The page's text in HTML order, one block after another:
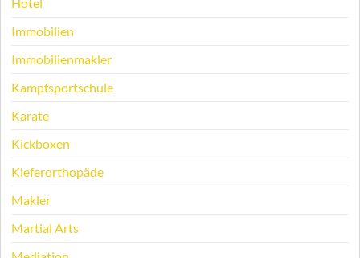
Hotel
Immobilien
Immobilienmakler
Kampfsportschule
Karate
Kickboxen
Kieferorthopäde
Makler
Martial Arts